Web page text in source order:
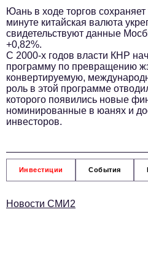
info@business-magazine.online
Отдел рекламы
reklama@business-
Отдел распространения/
podpiska@business-
Отдел по работе с партнерами
partner@business-
Юань в ходе торгов
минуте китайская валюта
свидетельствуют данные
+0,82%.
С 2000-х годов власти КНР
программу по превращению
конвертируемую,
роль в этой программе
которого появились новые
номинированные в юанях и
инвесторов.
Инвестиции События
Новости СМИ2